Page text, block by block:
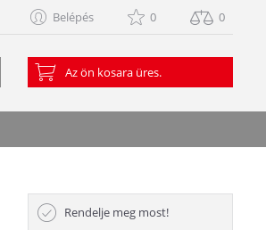
Belépés 0 0
Az ön kosara üres.
Rendelje meg most!